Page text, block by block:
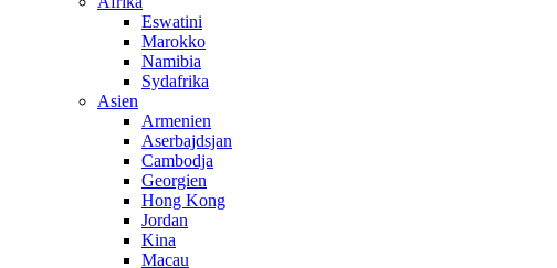
Eswatini
Marokko
Namibia
Sydafrika
Asien
Armenien
Aserbajdsjan
Cambodja
Georgien
Hong Kong
Jordan
Kina
Macau